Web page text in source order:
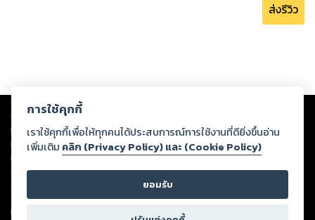
ส่งรีวิว
Copyright © 2026
ต่อผลงานหรือเนื้อหาใดที่อัปโหลดผ่านเว็บไซต์และปรากฏว่าละเมิดสิทธิใน
ทรัพย์สินทางปัญญาของบุคคลอื่นหรือขัดต่อกฎหมายและศีลธรรม ดังนั้น ผู้อ่าน
ทุกท่านโปรดใช้วิจารณญาณในการกลั่นกรองด้วยตนเอง และหากท่านพบว่าส่วน
หนึ่งส่วนใดขัดต่อกฎหมายและศีลธรรม กรุณาแจ้งมายังบริษัท เพื่อทีมงานจะได้
ดำเนินการในทันที ทั้งนี้ ทางสตอรี่ล็อกขอสงวนลิขสิทธิ์ตามพระราชบัญญัติ
ลิขสิทธิ์ พ.ศ. 2537 (ฉบับล่าสุด)
For support: member@ookbee.com
การใช้คุกกี้
เราใช้คุกกี้เพื่อให้ทุกคนได้ประสบการณ์การใช้งานที่ดียิ่งขึ้นอ่าน
เพิ่มเติม คลิก (Privacy Policy) และ (Cookie Policy)
ยอมรับ